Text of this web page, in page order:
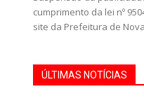
cumprimento da lei nº
site da Prefeitura de
ÚLTIMAS NOTÍCIAS